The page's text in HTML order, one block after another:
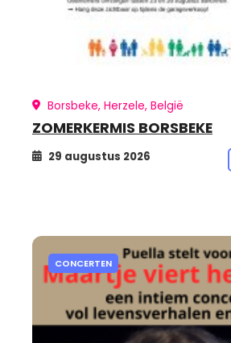
Borsbeke, Herzele, België
ZOMERKERMIS BORSBEKE
29 augustus 2026
CONCERTEN